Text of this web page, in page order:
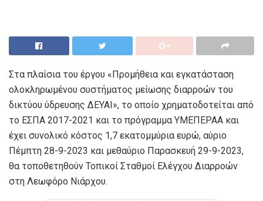
Στα πλαίσια του έργου «Προμήθεια και εγκατάσταση
ολοκληρωμένου συστήματος μείωσης διαρροών του
δικτύου ύδρευσης ΔΕΥΑΙ», το οποίο χρηματοδοτείται από
το ΕΣΠΑ 2017-2021 και το πρόγραμμα ΥΜΕΠΕΡΑΑ και
έχει συνολικό κόστος 1,7 εκατομμύρια ευρώ, αύριο
Πέμπτη 28-9-2023 και μεθαύριο Παρασκευή 29-9-2023,
θα τοποθετηθούν Τοπικοί Σταθμοί Ελέγχου Διαρροών
στη Λεωφόρο Νιάρχου.